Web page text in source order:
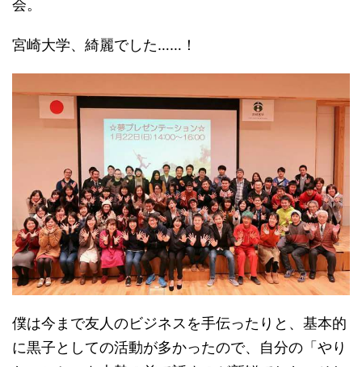
会。
宮崎大学、綺麗でした……！
僕は今まで友人のビジネスを手伝ったりと、基本的
に黒子としての活動が多かったので、自分の「やり